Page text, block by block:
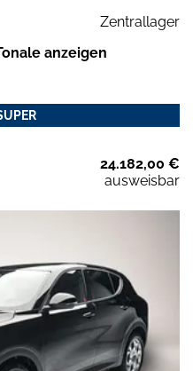
Zentrallager
anzeigen
24.182,00 €
ausweisbar